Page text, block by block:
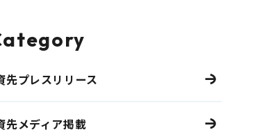
先プレスリリース
先メディア掲載